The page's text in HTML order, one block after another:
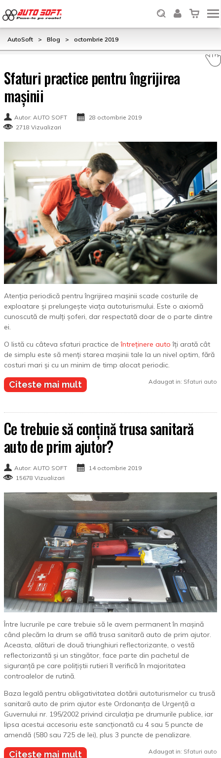
AutoSoft > Blog > octombrie 2019
Sfaturi practice pentru îngrijirea
mașinii
Autor: AUTO SOFT
28 octombrie 2019
2718 Vizualizari
Atenția periodică pentru îngrijirea mașinii scade costurile de
exploatare și prelungește viața autoturismului. Este o axiomă
cunoscută de mulți șoferi, dar respectată doar de o parte dintre
ei.
O listă cu câteva sfaturi practice deîntreținere auto îți arată cât
de simplu este să menți starea mașinii tale la un nivel optim, fără
costuri mari și cu un minim de timp alocat periodic.
Citeste mai mult Adaugat in: Sfaturi auto
Ce trebuie să conțină trusa sanitară
auto de prim ajutor?
Autor: AUTO SOFT
14 octombrie 2019
15678 Vizualizari
Între lucrurile pe care trebuie să le avem permanent în mașină
când plecăm la drum se află trusa sanitară auto de prim ajutor.
Aceasta, alături de două triunghiuri reflectorizante, o vestă
reflectorizantă și un stingător, face parte din pachetul de
siguranță pe care polițiștii rutieri îl verifică în majoritatea
controalelor de rutină.
Baza legală pentru obligativitatea dotării autoturismelor cu trusă
sanitară auto de prim ajutor este Ordonanța de Urgență a
Guvernului nr. 195/2002 privind circulația pe drumurile publice, iar
lipsa acestui accesoriu este sancționată cu 4 sau 5 puncte de
amendă (580 sau 725 de lei), plus 3 puncte de penalizare.
Citeste mai mult Adaugat in: Sfaturi auto